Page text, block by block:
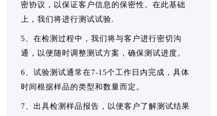
密协议，以保证客户信息的保密性。在此基础
上，我们将进行测试试验.
5、在检测过程中，我们将与客户进行密切沟
通，以便随时调整测试方案，确保测试进度。
6、试验测试通常在7-15个工作日内完成，具体
时间根据样品的类型和数量而定。
7、出具检测样品报告，以便客户了解测试结果